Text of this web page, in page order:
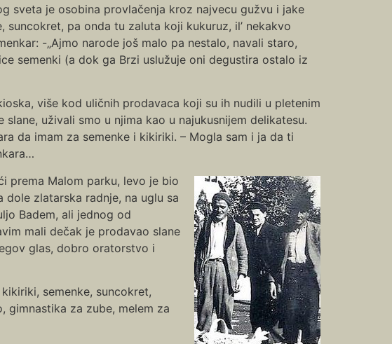
sveta je osobina provlačenja kroz najvecu gužvu i jake
pa onda tu zaluta koji kukuruz, il’ nekakvo
-„Ajmo narode još malo pa nestalo, navali staro,
semenki (a dok ga Brzi uslužuje oni degustira ostalo iz
više kod uličnih prodavaca koji su ih nudili u pletenim
uživali smo u njima kao u najukusnijem delikatesu.
da imam za semenke i kikiriki. – Mogla sam i ja da ti
prema Malom parku, levo je bio
dole zlatarska radnje, na uglu sa
Badem, ali jednog od
mali dečak je prodavao slane
glas, dobro oratorstvo i
semenke, suncokret,
gimnastika za zube, melem za